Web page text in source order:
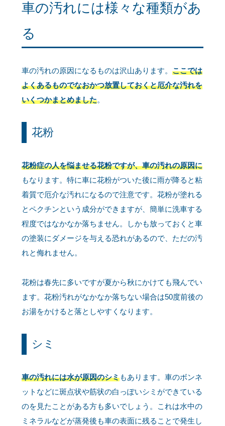
車の汚れには様々な種類があ
る
車の汚れの原因になるものは沢山あります。 ここでは
よくあるものでなおかつ放置しておくと厄介な汚れを
いくつかまとめました。
花粉
花粉症の人を悩ませる花粉ですが、車の汚れの原因に
もなります。特に車に花粉がついた後に雨が降ると粘
着質で厄介な汚れになるので注意です。花粉が塗れる
とペクチンという成分ができますが、簡単に洗車する
程度ではなかなか落ちません。しかも放っておくと車
の塗装にダメージを与える恐れがあるので、ただの汚
れと侮れません。
花粉は春先に多いですが夏から秋にかけても飛んでい
ます。花粉汚れがなかなか落ちない場合は50度前後の
お湯をかけると落としやすくなります。
シミ
車の汚れには水が原因のシミもあります。車のボンネ
ットなどに斑点状や筋状の白っぽいシミができている
のを見たことがある方も多いでしょう。これは水中の
ミネラルなどが蒸発後も車の表面に残ることで発生し